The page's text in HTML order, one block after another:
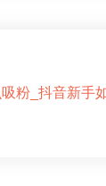
粉_抖音新手